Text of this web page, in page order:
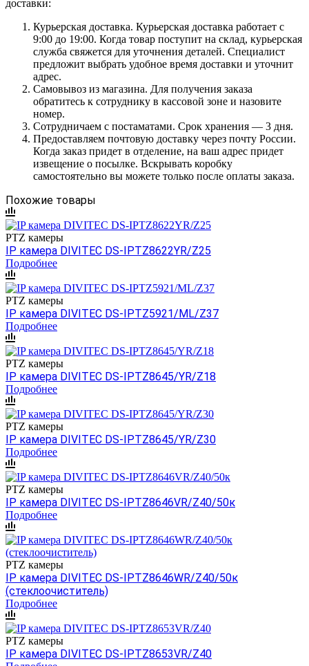
доставки:
Курьерская доставка. Курьерская доставка работает с
9:00 до 19:00. Когда товар поступит на склад, курьерская
служба свяжется для уточнения деталей. Специалист
предложит выбрать удобное время доставки и уточнит
адрес.
Самовывоз из магазина. Для получения заказа
обратитесь к сотруднику в кассовой зоне и назовите
номер.
Сотрудничаем с постаматами. Срок хранения — 3 дня.
Предоставляем почтовую доставку через почту России.
Когда заказ придет в отделение, на ваш адрес придет
извещение о посылке. Вскрывать коробку
самостоятельно вы можете только после оплаты заказа.
Похожие товары
PTZ камеры
IP камера DIVITEC DS-IPTZ8622YR/Z25
Подробнее
PTZ камеры
IP камера DIVITEC DS-IPTZ5921/ML/Z37
Подробнее
PTZ камеры
IP камера DIVITEC DS-IPTZ8645/YR/Z18
Подробнее
PTZ камеры
IP камера DIVITEC DS-IPTZ8645/YR/Z30
Подробнее
PTZ камеры
IP камера DIVITEC DS-IPTZ8646VR/Z40/50к
Подробнее
PTZ камеры
IP камера DIVITEC DS-IPTZ8646WR/Z40/50к
(стеклоочиститель)
Подробнее
PTZ камеры
IP камера DIVITEC DS-IPTZ8653VR/Z40